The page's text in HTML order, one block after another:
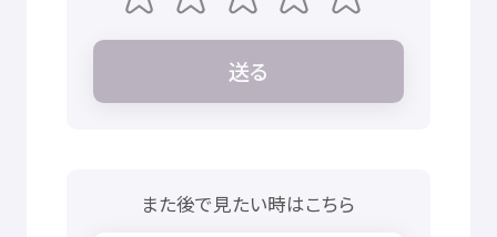
送る
また後で見たい時はこちら